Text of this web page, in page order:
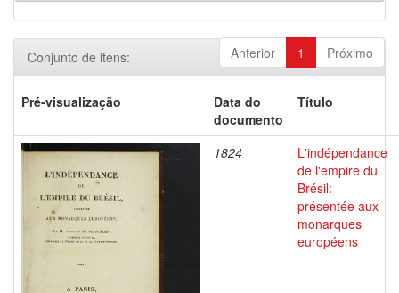
Anterior 1 Próximo
Conjunto de itens:
Pré-visualização
Data do
documento
Título
1824
L'indépendance
de l'empire du
Brésil:
présentée aux
monarques
européens